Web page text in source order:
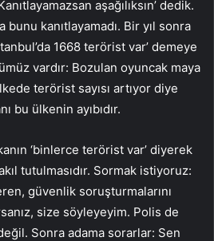
aşağılıksın’ dedik.
bunu kanıtlayamadı. Bir yıl sonra
1668 terörist var’ demeye
vardır: Bozulan oyuncak maya
terörist sayısı artıyor diye
bu ülkenin ayıbıdır.
‘binlerce terörist var’ diyerek
tutulmasıdır. Sormak istiyoruz:
güvenlik soruşturmalarını
size söyleyeyim. Polis de
Sonra adama sorarlar: Sen